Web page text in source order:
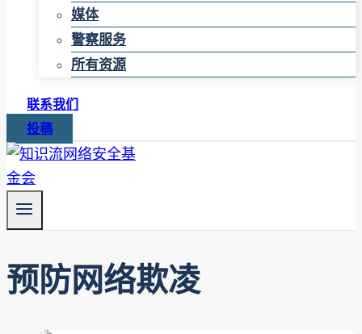
媒体
警察服务
所有资源
联系我们
投稿
预防网络欺凌